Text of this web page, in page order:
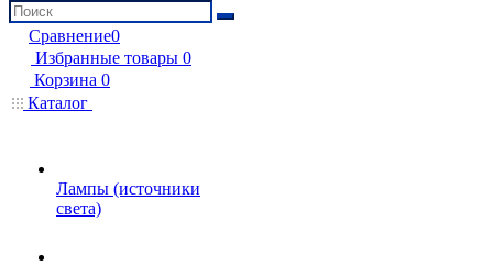
Сравнение0
Избранные товары 0
Корзина 0
Каталог
Лампы (источники
света)